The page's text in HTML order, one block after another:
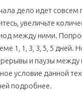
дело идет совсем
увеличьте
между ними.
1, 1, 3, 3, 5, 5 дней.
и паузы
условие данной
подробнее.